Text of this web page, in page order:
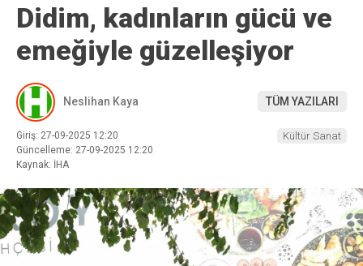
Didim, kadınların gücü ve
emeğiyle güzelleşiyor
Neslihan Kaya TÜM YAZILARI
Giriş: 27-09-2025 12:20
Güncelleme: 27-09-2025 12:20
Kaynak: İHA
Kültür Sanat